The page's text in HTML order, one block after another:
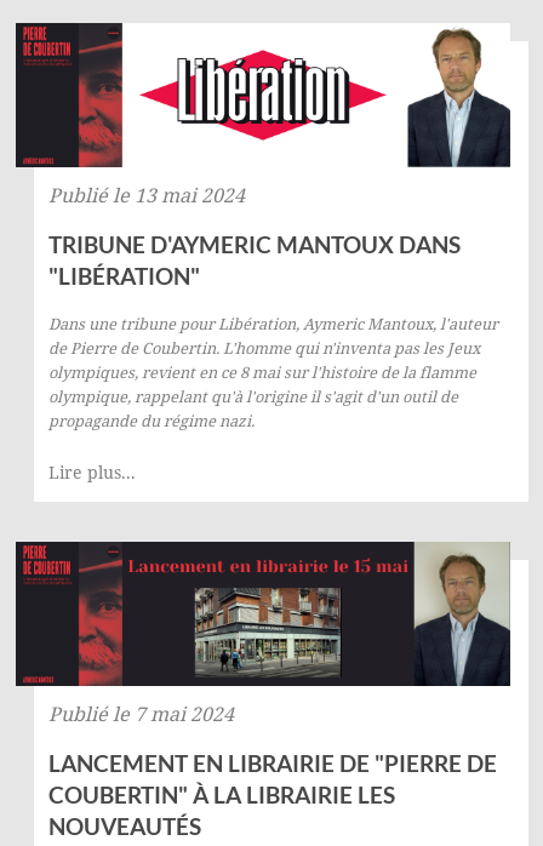
Publié le 13 mai 2024
TRIBUNE D'AYMERIC MANTOUX DANS
"LIBÉRATION"
Dans une tribune pourLibération, Aymeric Mantoux, l'auteur
de Pierre de Coubertin. L'homme qui n'inventa pas les Jeux
olympiques, revient en ce 8 mai sur l'histoire de la flamme
olympique, rappelant qu'à l'origine il s'agit d'un outil de
propagande du régime nazi.
Lire plus...
Publié le 7 mai 2024
LANCEMENT EN LIBRAIRIE DE "PIERRE DE
COUBERTIN" À LA LIBRAIRIE LES
NOUVEAUTÉS